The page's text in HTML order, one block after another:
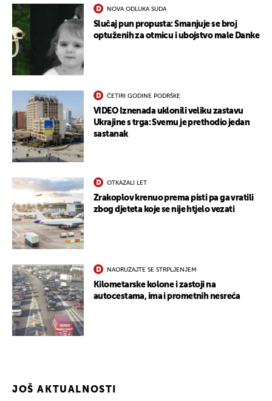
NOVA ODLUKA SUDA
Slučaj pun propusta: Smanjuje se broj
optuženih za otmicu i ubojstvo male Danke
ČETIRI GODINE PODRŠKE
VIDEO Iznenada uklonili veliku zastavu
Ukrajine s trga: Svemu je prethodio jedan
sastanak
OTKAZALI LET
Zrakoplov krenuo prema pisti pa ga vratili
zbog djeteta koje se nije htjelo vezati
NAORUŽAJTE SE STRPLJENJEM
Kilometarske kolone i zastoji na
autocestama, ima i prometnih nesreća
JOŠ AKTUALNOSTI